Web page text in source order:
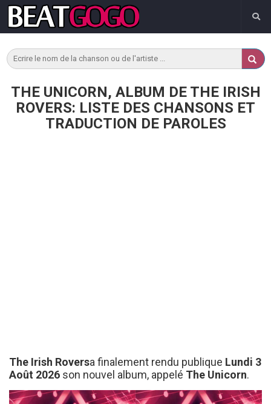
THE UNICORN, ALBUM DE THE IRISH
ROVERS: LISTE DES CHANSONS ET
TRADUCTION DE PAROLES
The Irish Roversa finalement rendu publique Lundi 3
Août 2026 son nouvel album, appelé The Unicorn.